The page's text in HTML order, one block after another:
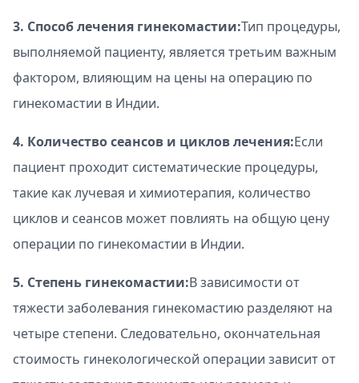
3. Способ лечения гинекомастии:Тип процедуры,
выполняемой пациенту, является третьим важным
фактором, влияющим на цены на операцию по
гинекомастии в Индии.
4. Количество сеансов и циклов лечения:Если
пациент проходит систематические процедуры,
такие как лучевая и химиотерапия, количество
циклов и сеансов может повлиять на общую цену
операции по гинекомастии в Индии.
5. Степень гинекомастии:В зависимости от
тяжести заболевания гинекомастию разделяют на
четыре степени. Следовательно, окончательная
стоимость гинекологической операции зависит от